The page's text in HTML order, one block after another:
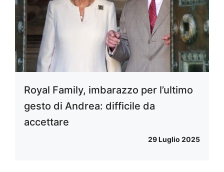
Royal Family, imbarazzo per l’ultimo
gesto di Andrea: difficile da
accettare
29 Luglio 2025